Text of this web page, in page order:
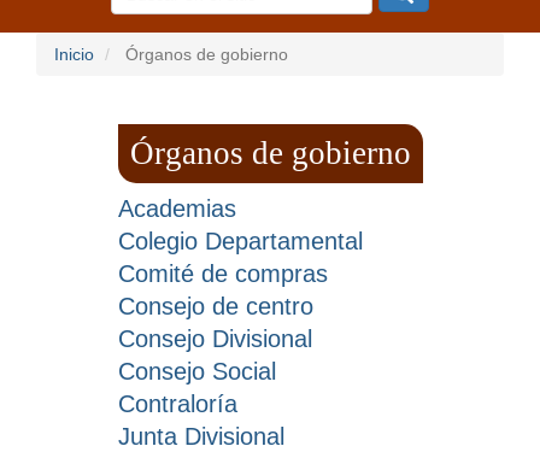
Inicio Órganos de gobierno
Órganos de gobierno
Academias
Colegio Departamental
Comité de compras
Consejo de centro
Consejo Divisional
Consejo Social
Contraloría
Junta Divisional